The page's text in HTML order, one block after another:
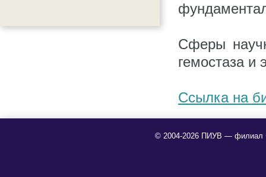
Сферы
гемостаза и
Ссылка на
© 2004-2026 ПИУВ — филиал